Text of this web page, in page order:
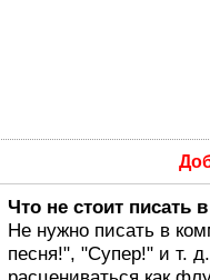
Что не стоит писать
Не нужно писать в
песня!", "Супер!" и т.